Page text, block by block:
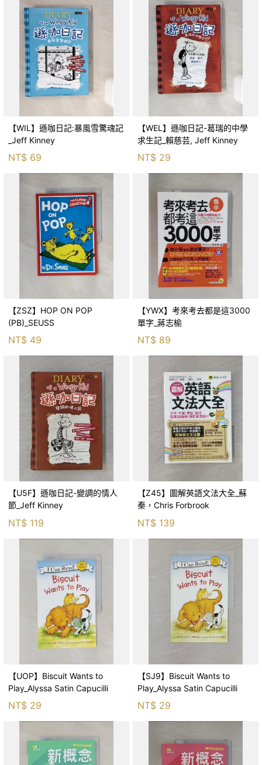
【WIL】遜咖日記:暴風雪驚魂記
_Jeff Kinney
NT$ 69
【WEL】遜咖日記-葛瑞的中學
求生記_賴慈芸, Jeff Kinney
NT$ 29
【ZSZ】HOP ON POP
(PB)_SEUSS
NT$ 49
【YWX】考來考去都是這3000
單字_蔣志榆
NT$ 89
【U5F】遜咖日記-變調的情人
節_Jeff Kinney
NT$ 119
【Z45】圖解英語文法大全_蘇
秦，Chris Forbrook
NT$ 139
【UOP】Biscuit Wants to
Play_Alyssa Satin Capucilli
NT$ 29
【SJ9】Biscuit Wants to
Play_Alyssa Satin Capucilli
NT$ 29